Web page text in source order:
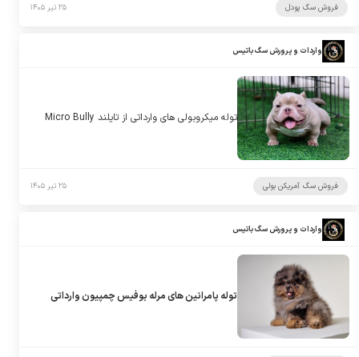
فروش سگ پودل ۲۵ تیر ۱۴۰۵
واردات و پرورش سگ باتیس
توله میکروبولی های وارداتی از تایلند Micro Bully
فروش سگ آمریکن بولی ۲۵ تیر ۱۴۰۵
واردات و پرورش سگ باتیس
توله پامرانین های مرله بوفیس چمپیون وارداتی